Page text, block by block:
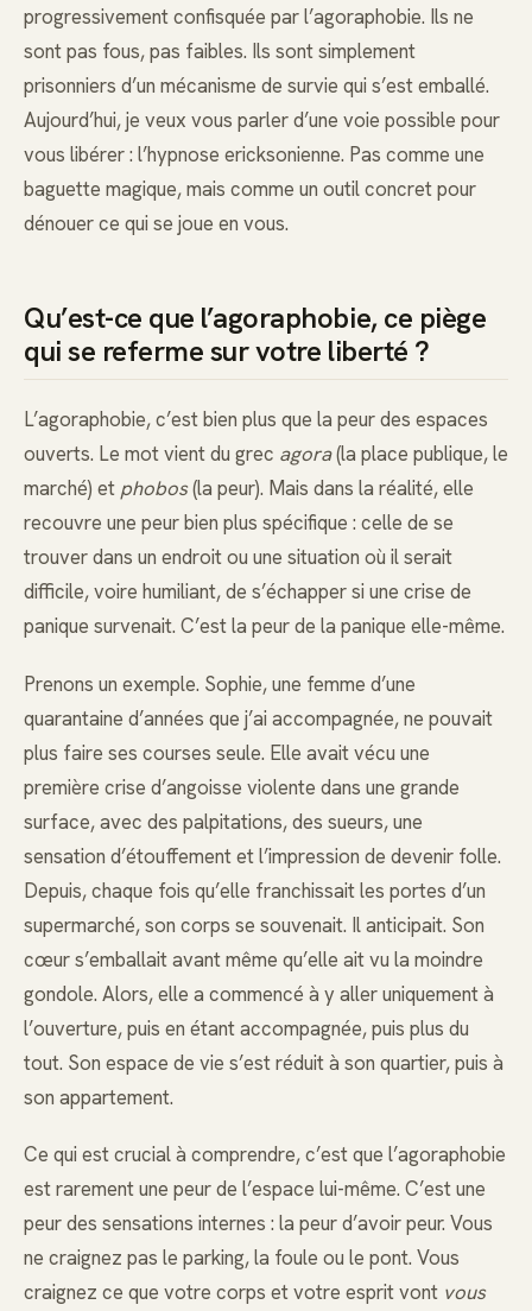
progressivement confisquée par l’agoraphobie. Ils ne
sont pas fous, pas faibles. Ils sont simplement
prisonniers d’un mécanisme de survie qui s’est emballé.
Aujourd’hui, je veux vous parler d’une voie possible pour
vous libérer : l’hypnose ericksonienne. Pas comme une
baguette magique, mais comme un outil concret pour
dénouer ce qui se joue en vous.
Qu’est-ce que l’agoraphobie, ce piège
qui se referme sur votre liberté ?
L’agoraphobie, c’est bien plus que la peur des espaces
ouverts. Le mot vient du grec agora(la place publique, le
marché) et phobos(la peur). Mais dans la réalité, elle
recouvre une peur bien plus spécifique : celle de se
trouver dans un endroit ou une situation où il serait
difficile, voire humiliant, de s’échapper si une crise de
panique survenait. C’est la peur de la panique elle-même.
Prenons un exemple. Sophie, une femme d’une
quarantaine d’années que j’ai accompagnée, ne pouvait
plus faire ses courses seule. Elle avait vécu une
première crise d’angoisse violente dans une grande
surface, avec des palpitations, des sueurs, une
sensation d’étouffement et l’impression de devenir folle.
Depuis, chaque fois qu’elle franchissait les portes d’un
supermarché, son corps se souvenait. Il anticipait. Son
cœur s’emballait avant même qu’elle ait vu la moindre
gondole. Alors, elle a commencé à y aller uniquement à
l’ouverture, puis en étant accompagnée, puis plus du
tout. Son espace de vie s’est réduit à son quartier, puis à
son appartement.
Ce qui est crucial à comprendre, c’est que l’agoraphobie
est rarement une peur de l’espace lui-même. C’est une
peur des sensations internes : la peur d’avoir peur. Vous
ne craignez pas le parking, la foule ou le pont. Vous
craignez ce que votre corps et votre esprit vont vous